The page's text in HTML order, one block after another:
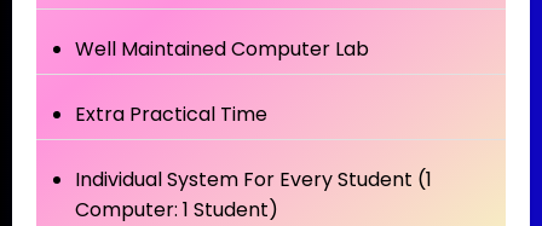
Well Maintained Computer Lab
Extra Practical Time
Individual System For Every Student (1
Computer: 1 Student)